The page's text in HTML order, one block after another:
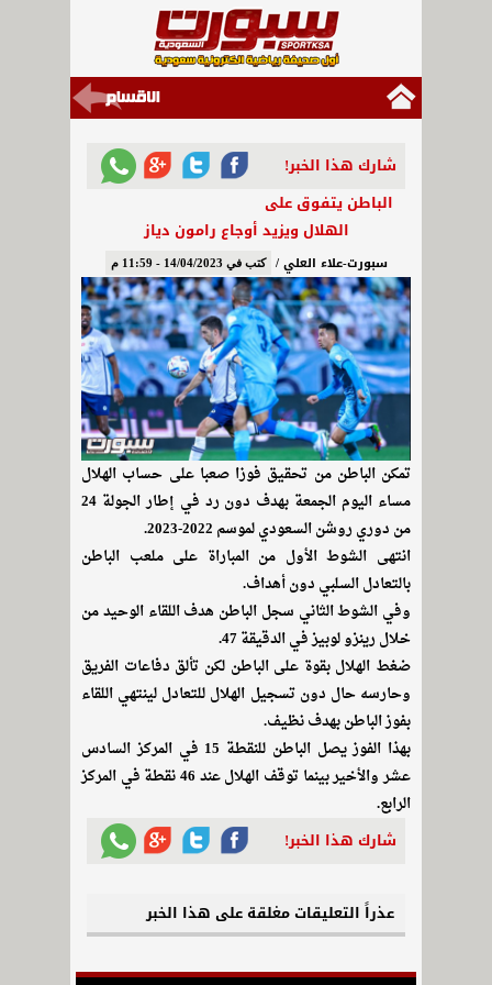
شارك هذا الخبر!
الباطن يتفوق على
الهلال ويزيد أوجاع رامون دياز
سبورت-علاء العلي / كتب في 14/04/2023 - 11:59 م
تمكن الباطن من تحقيق فوزا صعبا على حساب الهلال
مساء اليوم الجمعة بهدف دون رد في إطار الجولة 24
من دوري روشن السعودي لموسم 2022-2023.
انتهى الشوط الأول من المباراة على ملعب الباطن
بالتعادل السلبي دون أهداف.
وفي الشوط الثاني سجل الباطن هدف اللقاء الوحيد من
خلال رينزو لوبيز في الدقيقة 47.
ضغط الهلال بقوة على الباطن لكن تألق دفاعات الفريق
وحارسه حال دون تسجيل الهلال للتعادل لينتهي اللقاء
بفوز الباطن بهدف نظيف.
بهذا الفوز يصل الباطن للنقطة 15 في المركز السادس
عشر والأخير بينما توقف الهلال عند 46 نقطة في المركز
الرابع.
شارك هذا الخبر!
عذراً التعليقات مغلقة على هذا الخبر